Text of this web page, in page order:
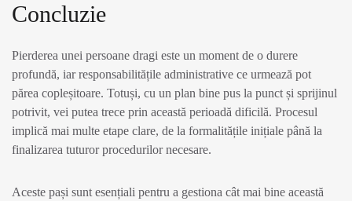
Concluzie
Pierderea unei persoane dragi este un moment de o durere
profundă, iar responsabilitățile administrative ce urmează pot
părea copleșitoare. Totuși, cu un plan bine pus la punct și sprijinul
potrivit, vei putea trece prin această perioadă dificilă. Procesul
implică mai multe etape clare, de la formalitățile inițiale până la
finalizarea tuturor procedurilor necesare.
Aceste pași sunt esențiali pentru a gestiona cât mai bine această